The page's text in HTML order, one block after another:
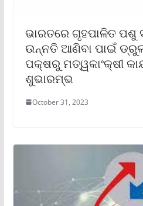
ଭାରତରେ ଗୃହପାଳିତ ପଶୁ
ଉନ୍ନତି ଆଣିବା ପାଇଁ
ପକ୍ଷରୁ ମତ୍ୱକାଂକ୍ଷୀ
ଶୁଭାରମ୍ଭ
October 31, 2023